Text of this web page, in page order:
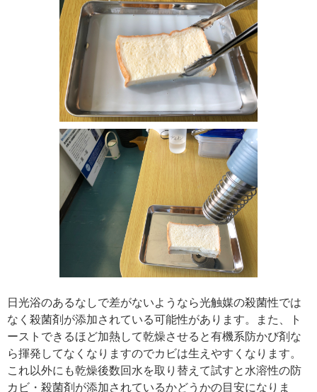
日光浴のあるなしで差がないようなら光触媒の殺菌性では
なく殺菌剤が添加されている可能性があります。また、ト
ーストできるほど加熱して乾燥させると有機系防かび剤な
ら揮発してなくなりますのでカビは生えやすくなります。
これ以外にも乾燥後数回水を取り替えて試すと水溶性の防
カビ・殺菌剤が添加されているかどうかの目安になりま